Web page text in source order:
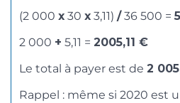
(2 000x 30x 3,11)/36 500 =
2 000 + 5,11 =2005,11 €
Le total à payer est de2
Rappel : même si 2020 est